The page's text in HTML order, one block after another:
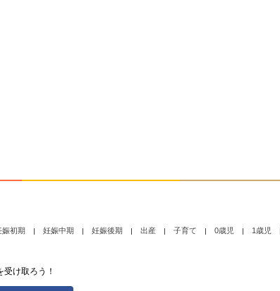
娠初期 妊娠中期 妊娠後期 出産 子育て 0歳児 1歳児
け取ろう！